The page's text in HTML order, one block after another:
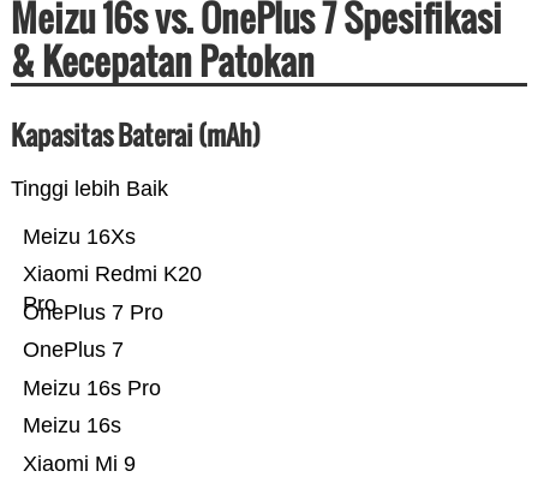
Meizu 16s vs. OnePlus 7 Spesifikasi
& Kecepatan Patokan
Kapasitas Baterai (mAh)
Tinggi lebih Baik
Xiaomi Mi 9
Meizu 16s
Meizu 16s Pro
OnePlus 7
OnePlus 7 Pro
Xiaomi Redmi K20
Pro
Meizu 16Xs